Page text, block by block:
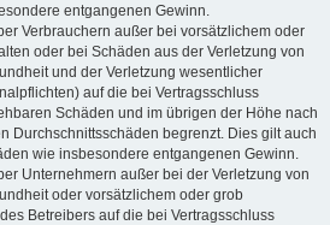
entgangenen Gewinn.
Verbrauchern außer bei vorsätzlichem oder
oder bei Schäden aus der Verletzung von
und der Verletzung wesentlicher
auf die bei Vertragsschluss
Schäden und im übrigen der Höhe nach
Durchschnittsschäden begrenzt. Dies gilt auch
wie insbesondere entgangenen Gewinn.
Unternehmern außer bei der Verletzung von
oder vorsätzlichem oder grob
Betreibers auf die bei Vertragsschluss